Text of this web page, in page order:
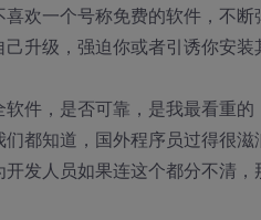
喜欢一个号称免费的软件，不
升级，强迫你或者引诱你安装
软件，是否可靠，是我最看重
都知道，国外程序员过得很
发人员如果连这个都分不清，